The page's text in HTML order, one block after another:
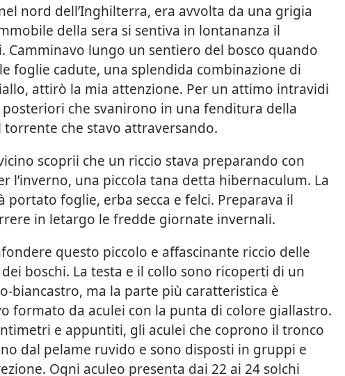
nel nord dell’Inghilterra, era avvolta da una grigia
della sera si sentiva in lontananza il
Camminavo lungo un sentiero del bosco quando
foglie cadute, una splendida combinazione di
attirò la mia attenzione. Per un attimo intravidi
che svanirono in una fenditura della
torrente che stavo attraversando.
scoprii che un riccio stava preparando con
l’inverno, una piccola tana detta hibernaculum. La
portato foglie, erba secca e felci. Preparava il
in letargo le fredde giornate invernali.
questo piccolo e affascinante riccio delle
boschi. La testa e il collo sono ricoperti di un
biancastro, ma la parte più caratteristica è
formato da aculei con la punta di colore giallastro.
e appuntiti, gli aculei che coprono il tronco
dal pelame ruvido e sono disposti in gruppi e
Ogni aculeo presenta dai 22 ai 24 solchi